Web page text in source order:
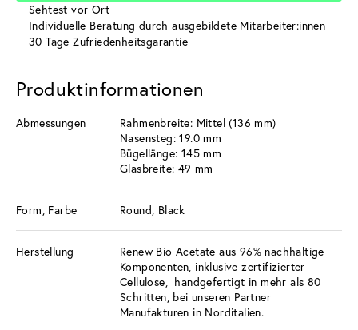
Sehtest vor Ort
Individuelle Beratung durch ausgebildete Mitarbeiter:innen
30 Tage Zufriedenheitsgarantie
Produktinformationen
Abmessungen
Rahmenbreite: Mittel (136 mm)
Nasensteg: 19.0 mm
Bügellänge: 145 mm
Glasbreite: 49 mm
Form, Farbe Round, Black
Herstellung
Renew Bio Acetate aus 96% nachhaltige
Komponenten, inklusive zertifizierter
Cellulose, handgefertigt in mehr als 80
Schritten, bei unseren Partner
Manufakturen in Norditalien.